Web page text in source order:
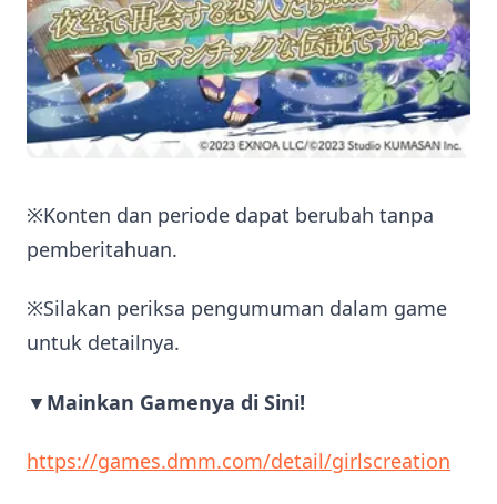
※Konten dan periode dapat berubah tanpa
pemberitahuan.
※Silakan periksa pengumuman dalam game
untuk detailnya.
▼Mainkan Gamenya di Sini!
https://games.dmm.com/detail/girlscreation